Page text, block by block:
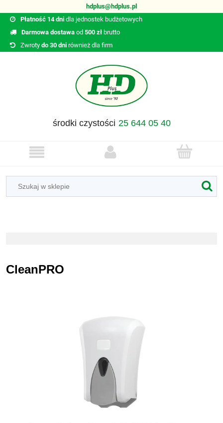
hdplus@hdplus.pl
Płatność 14 dni dla jednostek budżetowych
Darmowa dostawa od 500 zł brutto
Zwroty do 30 dni również dla firm
środki czystości 25 644 05 40
CleanPRO